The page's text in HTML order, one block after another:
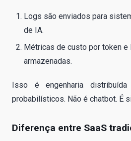
Logs são enviados para
de IA.
Métricas de custo por token e
armazenadas.
Isso é engenharia
probabilísticos. Não é chatbot. É
Diferença entre SaaS